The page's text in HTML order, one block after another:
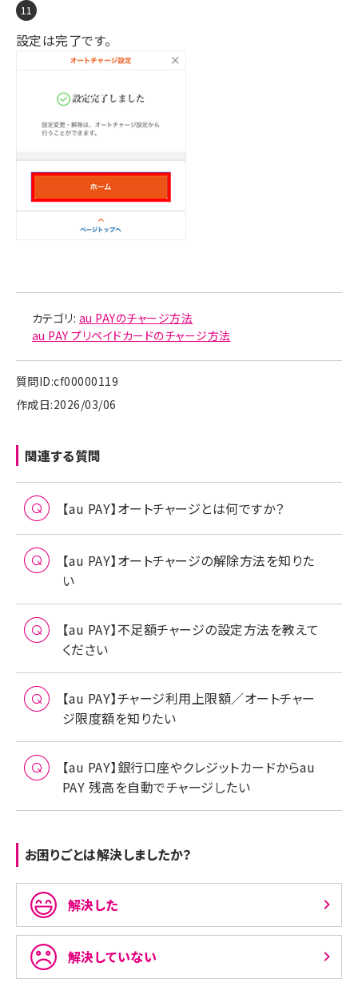
設定は完了です。
カテゴリ: au PAYのチャージ方法
au PAY プリペイドカードのチャージ方法
質問ID:cf00000119
作成日:2026/03/06
関連する質問
【au PAY】オートチャージとは何ですか？
【au PAY】オートチャージの解除方法を知りた
い
【au PAY】不足額チャージの設定方法を教えて
ください
【au PAY】チャージ利用上限額／オートチャー
ジ限度額を知りたい
【au PAY】銀行口座やクレジットカードからau
PAY 残高を自動でチャージしたい
お困りごとは解決しましたか？
解決した
解決していない